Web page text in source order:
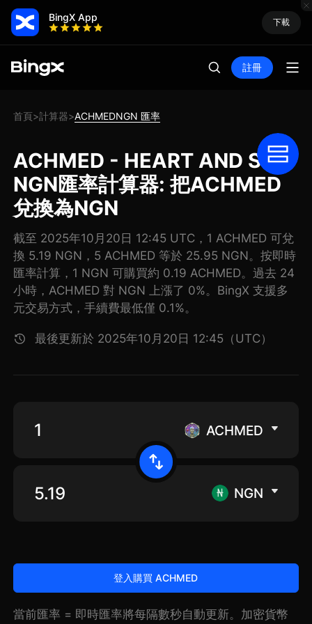
BingX App 下載
註冊
首頁>計算器>ACHMEDNGN 匯率
ACHMED - HEART AND SOL
NGN匯率計算器: 把ACHMED
兌換為NGN
截至 2025年10月20日 12:45 UTC，1 ACHMED 可兌
換 5.19 NGN，5 ACHMED 等於 25.95 NGN。按即時
匯率計算，1 NGN 可購買約 0.19 ACHMED。過去 24
小時，ACHMED 對 NGN 上漲了 0%。BingX 支援多
元交易方式，手續費最低僅 0.1%。
最後更新於 2025年10月20日 12:45（UTC）
ACHMED
NGN
登入購買 ACHMED
當前匯率 = 即時匯率將每隔數秒自動更新。加密貨幣